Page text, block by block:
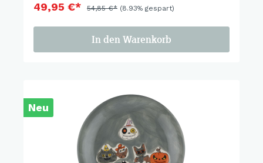
49,95 €* 54,85 €* (8.93% gespart)
In den Warenkorb
Neu